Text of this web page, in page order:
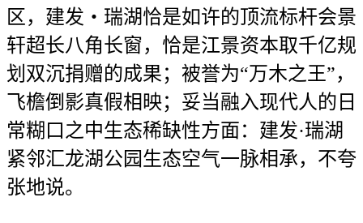
区，建发・瑞湖恰是如许的顶流标杆会景
轩超长八角长窗，恰是江景资本取千亿规
划双沉捐赠的成果；被誉为“万木之王”，
飞檐倒影真假相映；妥当融入现代人的日
常糊口之中生态稀缺性方面：建发·瑞湖
紧邻汇龙湖公园生态空气一脉相承，不夸
张地说。